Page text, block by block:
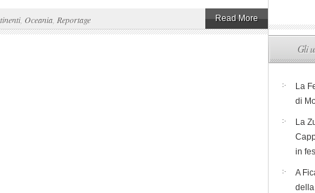
, Oceania Reportage Read More
Gli
La
di
La
in
A